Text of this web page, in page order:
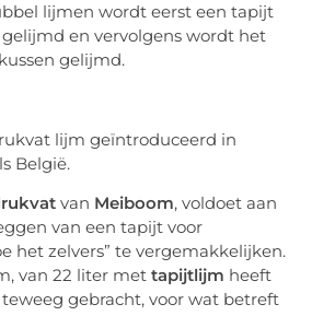
lijmen wordt eerst een tapijt
gelijmd en vervolgens wordt het
gelijmd.
lijm geïntroduceerd in
België.
van Meiboom, voldoet aan
van een tapijt voor
het zelvers” te vergemakkelijken.
van 22 liter met tapijtlijm heeft
gebracht, voor wat betreft